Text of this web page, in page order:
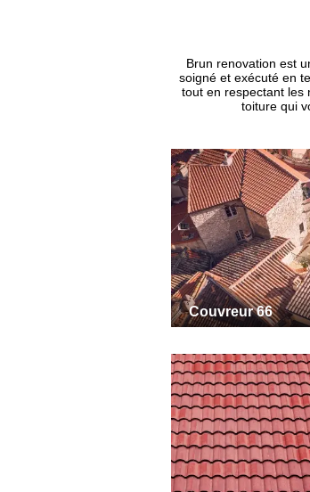
Brun renovation est
soigné et exécuté en
tout en respectant les
toiture qui
Couvreur 66